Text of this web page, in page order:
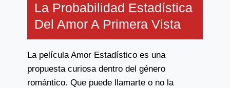
La Probabilidad Estadística
Del Amor A Primera Vista
La película Amor Estadístico es una
propuesta curiosa dentro del género
romántico. Que puede llamarte o no la